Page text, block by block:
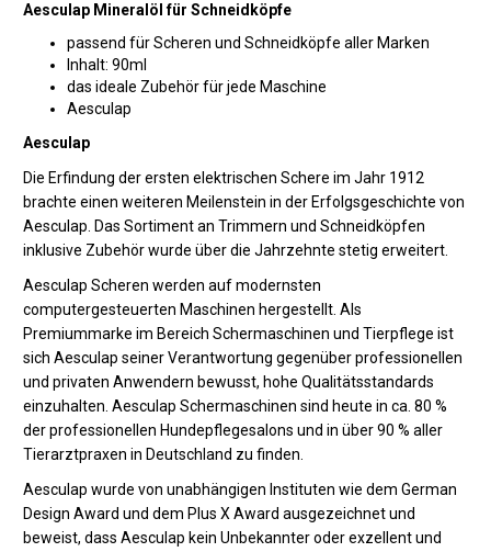
Aesculap Mineralöl für Schneidköpfe
passend für Scheren und Schneidköpfe aller Marken
Inhalt: 90ml
das ideale Zubehör für jede Maschine
Aesculap
Aesculap
Die Erfindung der ersten elektrischen Schere im Jahr 1912
brachte einen weiteren Meilenstein in der Erfolgsgeschichte von
Aesculap. Das Sortiment an Trimmern und Schneidköpfen
inklusive Zubehör wurde über die Jahrzehnte stetig erweitert.
Aesculap Scheren werden auf modernsten
computergesteuerten Maschinen hergestellt. Als
Premiummarke im Bereich Schermaschinen und Tierpflege ist
sich Aesculap seiner Verantwortung gegenüber professionellen
und privaten Anwendern bewusst, hohe Qualitätsstandards
einzuhalten. Aesculap Schermaschinen sind heute in ca. 80 %
der professionellen Hundepflegesalons und in über 90 % aller
Tierarztpraxen in Deutschland zu finden.
Aesculap wurde von unabhängigen Instituten wie dem German
Design Award und dem Plus X Award ausgezeichnet und
beweist, dass Aesculap kein Unbekannter oder exzellent und